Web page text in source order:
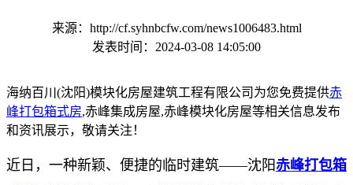
来源：http://cf.syhnbcfw.com/news1006483.html
发表时间：2024-03-08 14:05:00
海纳百川(沈阳)模块化房屋建筑工程有限公司为您免费提供赤
峰打包箱式房,赤峰集成房屋,赤峰模块化房屋等相关信息发布
和资讯展示，敬请关注！
近日，一种新颖、便捷的临时建筑——沈阳赤峰打包箱